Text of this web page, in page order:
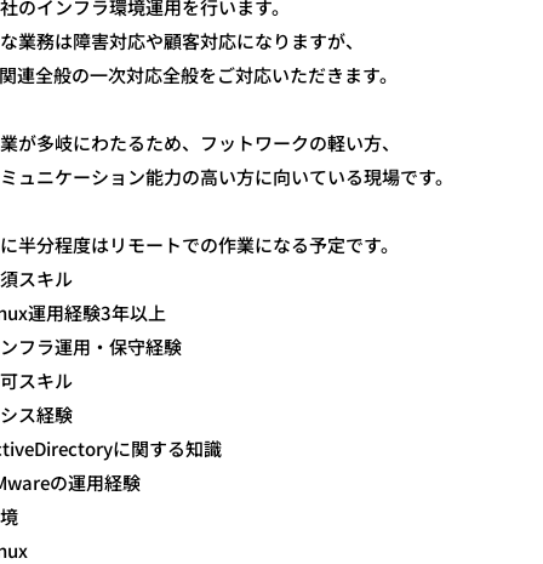
のインフラ環境運用を行います。
業務は障害対応や顧客対応になりますが、
連全般の一次対応全般をご対応いただきます。
が多岐にわたるため、フットワークの軽い方、
ュニケーション能力の高い方に向いている現場です。
半分程度はリモートでの作業になる予定です。
スキル
運用経験3年以上
フラ運用・保守経験
スキル
ス経験
に関する知識
の運用経験